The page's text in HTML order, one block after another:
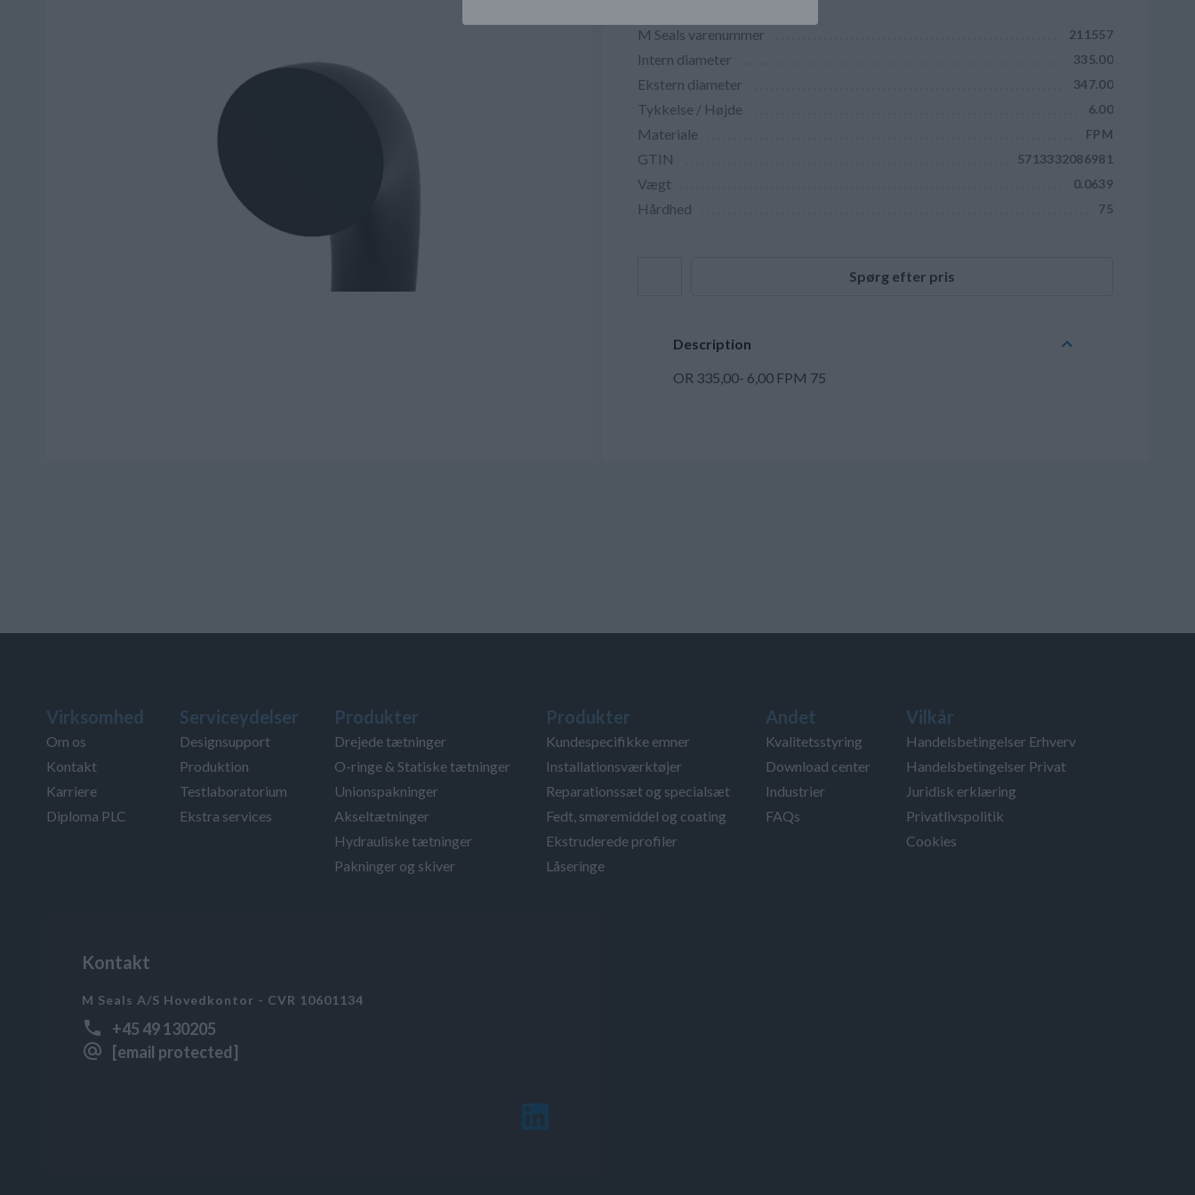
M Seals varenummer 211557
Intern diameter 335.00
Ekstern diameter 347.00
Tykkelse / Højde 6.00
Materiale FPM
GTIN 5713332086981
Vægt 0.0639
Hårdhed 75
Spørg efter pris
Description
OR 335,00- 6,00 FPM 75
Virksomhed
Om os
Kontakt
Karriere
Diploma PLC
Serviceydelser
Designsupport
Produktion
Testlaboratorium
Ekstra services
Produkter
Drejede tætninger
O-ringe & Statiske tætninger
Unionspakninger
Akseltætninger
Hydrauliske tætninger
Pakninger og skiver
Produkter
Kundespecifikke emner
Installationsværktøjer
Reparationssæt og specialsæt
Fedt, smøremiddel og coating
Ekstruderede profiler
Låseringe
Andet
Kvalitetsstyring
Download center
Industrier
FAQs
Vilkår
Handelsbetingelser Erhverv
Handelsbetingelser Privat
Juridisk erklæring
Privatlivspolitik
Cookies
Kontakt
M Seals A/S Hovedkontor - CVR 10601134
+45 49 130205
[email protected]